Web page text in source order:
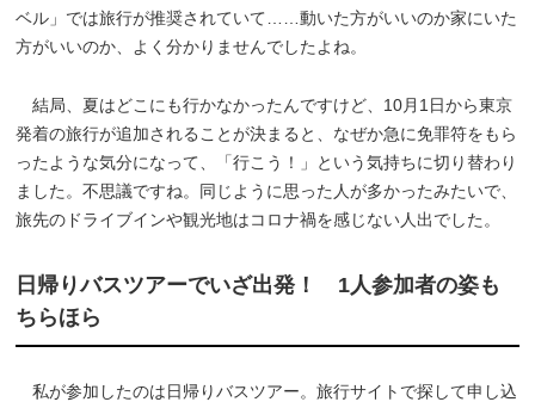
ベル」では旅行が推奨されていて……動いた方がいいのか家にいた
方がいいのか、よく分かりませんでしたよね。
結局、夏はどこにも行かなかったんですけど、10月1日から東京
発着の旅行が追加されることが決まると、なぜか急に免罪符をもら
ったような気分になって、「行こう！」という気持ちに切り替わり
ました。不思議ですね。同じように思った人が多かったみたいで、
旅先のドライブインや観光地はコロナ禍を感じない人出でした。
日帰りバスツアーでいざ出発！ 1人参加者の姿も
ちらほら
私が参加したのは日帰りバスツアー。旅行サイトで探して申し込